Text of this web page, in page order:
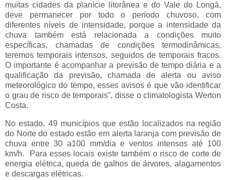
muitas cidades da planície litorânea e do Vale do Longá,
deve permanecer por todo o período chuvoso, com
diferentes níveis de intensidade, porque a intensidade da
chuva também está relacionada a condições muito
específicas, chamadas de condições termodinâmicas,
teremos temporais intensos, seguidos de temporais fracos.
O importante é acompanhar a previsão de tempo diária e a
qualificação da previsão, chamada de alerta ou aviso
meteorológico do tempo, esses avisos é que vão identificar
o grau de risco de temporais”, disse o climatologista Werton
Costa.
No estado, 49 municípios que estão localizados na região
do Norte do estado estão em alerta laranja com previsão de
chuva entre 30 a100 mm/dia e ventos intensos até 100
km/h. Para esses locais existe também o risco de corte de
energia elétrica, queda de galhos de árvores, alagamentos
e descargas elétricas.